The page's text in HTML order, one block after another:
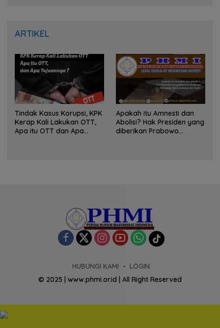
ARTIKEL
Tindak Kasus Korupsi, KPK
Kerap Kali Lakukan OTT,
Apa itu OTT dan Apa
Apakah itu Amnesti dan
Abolisi? Hak Presiden yang
diberikan Prabowo
HUBUNGI KAMI
LOGIN
© 2025 | www.phmi.or.id | All Right Reserved